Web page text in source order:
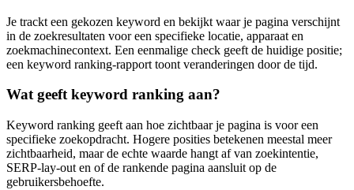
Je trackt een gekozen keyword en bekijkt waar je pagina verschijnt
in de zoekresultaten voor een specifieke locatie, apparaat en
zoekmachinecontext. Een eenmalige check geeft de huidige positie;
een keyword ranking-rapport toont veranderingen door de tijd.
Wat geeft keyword ranking aan?
Keyword ranking geeft aan hoe zichtbaar je pagina is voor een
specifieke zoekopdracht. Hogere posities betekenen meestal meer
zichtbaarheid, maar de echte waarde hangt af van zoekintentie,
SERP‑lay‑out en of de rankende pagina aansluit op de
gebruikersbehoefte.